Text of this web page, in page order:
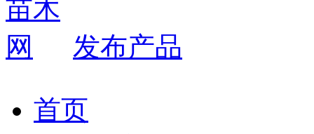
发布产品
首页